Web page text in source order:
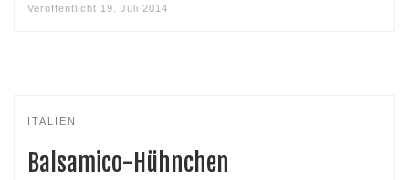
Veröffentlicht 19. Juli 2014
ITALIEN
Balsamico-Hühnchen